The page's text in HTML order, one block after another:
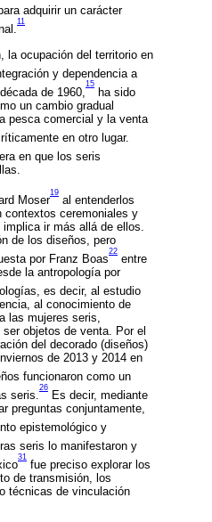
adquirir un carácter
11
la ocupación del territorio en
y dependencia a
de 1960,
15
ha sido
un cambio gradual
pesca comercial y la venta
en otro lugar.
en que los seris
Moser
19
al entenderlos
contextos ceremoniales y
ir más allá de ellos.
de los diseños, pero
por Franz Boas
22
entre
la antropología por
es decir, al estudio
al conocimiento de
las mujeres seris,
objetos de venta. Por el
del decorado (diseños)
de 2013 y 2014 en
funcionaron como un
seris.
26
Es decir, mediante
preguntas conjuntamente,
epistemológico y
seris lo manifestaron y
31
fue preciso explorar los
de transmisión, los
técnicas de vinculación